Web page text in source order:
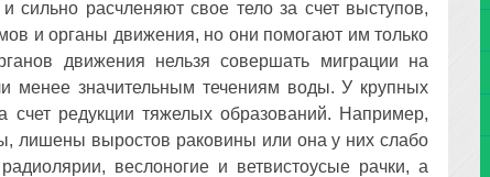
расчленяют свое тело за счет выступов,
и органы движения, но они помогают им только
движения нельзя совершать миграции на
менее значительным течениям воды. У крупных
счет редукции тяжелых образований. Например,
лишены выростов раковины или она у них слабо
веслоногие и ветвистоусые рачки, а